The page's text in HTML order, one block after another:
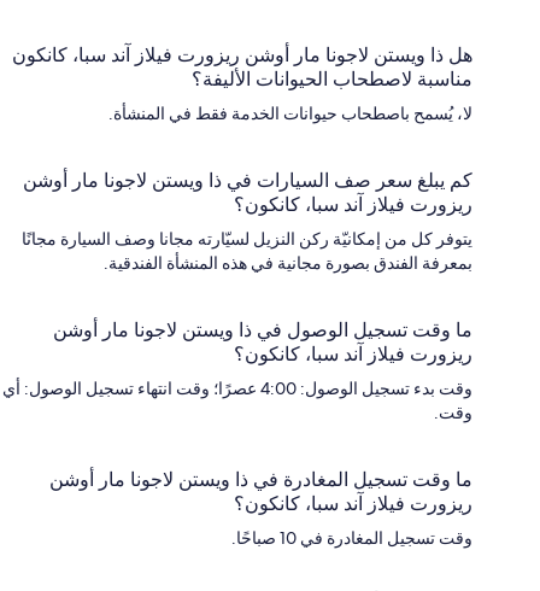
هل ذا ويستن لاجونا مار أوشن ريزورت فيلاز آند سبا، كانكون
مناسبة لاصطحاب الحيوانات الأليفة؟
لا، يُسمح باصطحاب حيوانات الخدمة فقط في المنشأة.
كم يبلغ سعر صف السيارات في ذا ويستن لاجونا مار أوشن
ريزورت فيلاز آند سبا، كانكون؟
يتوفر كل من إمكانيّة ركن النزيل لسيّارته مجانا وصف السيارة مجانًا
بمعرفة الفندق بصورة مجانية في هذه المنشأة الفندقية.
ما وقت تسجيل الوصول في ذا ويستن لاجونا مار أوشن
ريزورت فيلاز آند سبا، كانكون؟
وقت بدء تسجيل الوصول: 4:00 عصرًا؛ وقت انتهاء تسجيل الوصول: أي
وقت.
ما وقت تسجيل المغادرة في ذا ويستن لاجونا مار أوشن
ريزورت فيلاز آند سبا، كانكون؟
وقت تسجيل المغادرة في 10 صباحًا.